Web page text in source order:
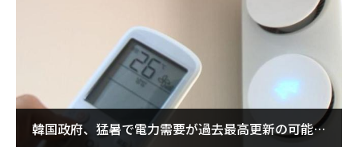
韓国政府、猛暑で電力需要が過去最高更新の可能性